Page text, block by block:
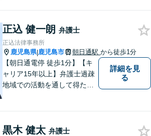
す。困ったらすぐにご相談く
ださい。
正込 健一朗 弁護士
正込法律事務所
鹿児島県|鹿児島市 朝日通駅 から徒歩1分
【朝日通電停 徒歩1分】【キ
ャリア15年以上】弁護士過疎
地域での活動を通して得た経
適な解決策をご提案します
詳細を見
る
黒木 健太 弁護士